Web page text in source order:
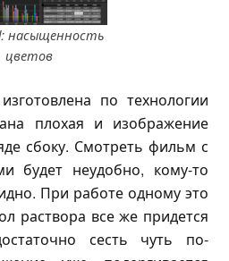
насыщенность
цветов
по технологии
плохая и изображение
сбоку. Смотреть фильм с
будет неудобно, кому-то
При работе одному это
раствора все же придется
сесть чуть по-